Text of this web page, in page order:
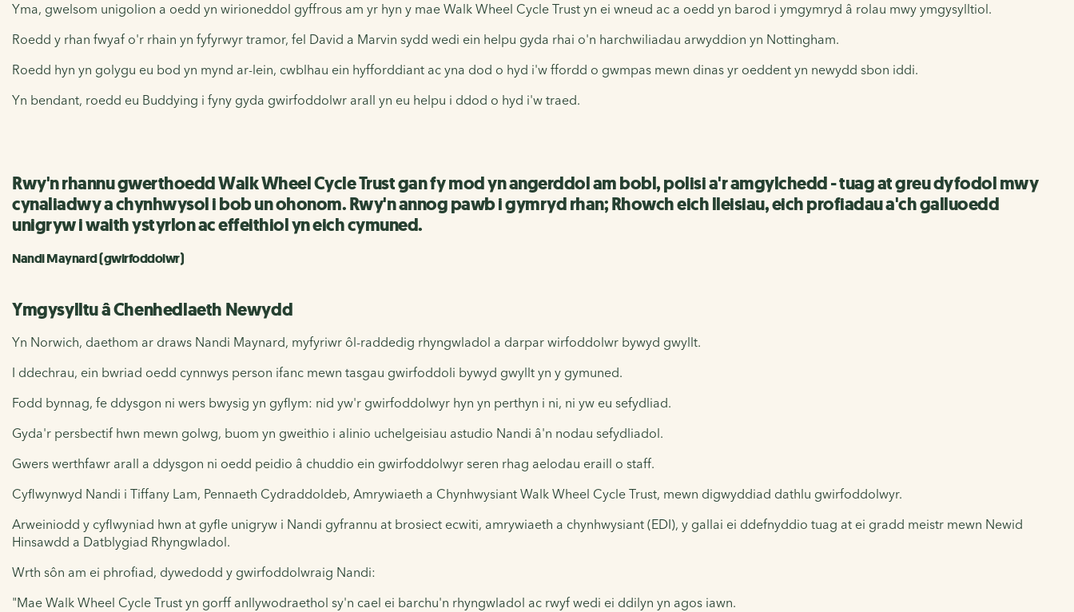
Yma, gwelsom unigolion a oedd yn wirioneddol gyffrous am yr hyn y mae Walk Wheel Cycle Trust yn ei wneud ac a oedd yn barod i ymgymryd â rolau mwy ymgysylltiol.
Roedd y rhan fwyaf o'r rhain yn fyfyrwyr tramor, fel David a Marvin sydd wedi ein helpu gyda rhai o'n harchwiliadau arwyddion yn Nottingham.
Roedd hyn yn golygu eu bod yn mynd ar-lein, cwblhau ein hyfforddiant ac yna dod o hyd i'w ffordd o gwmpas mewn dinas yr oeddent yn newydd sbon iddi.
Yn bendant, roedd eu Buddying i fyny gyda gwirfoddolwr arall yn eu helpu i ddod o hyd i'w traed.
Rwy'n rhannu gwerthoedd Walk Wheel Cycle Trust gan fy mod yn angerddol am bobl, polisi a'r amgylchedd - tuag at greu dyfodol mwy
cynaliadwy a chynhwysol i bob un ohonom. Rwy'n annog pawb i gymryd rhan; Rhowch eich lleisiau, eich profiadau a'ch galluoedd
unigryw i waith ystyrlon ac effeithiol yn eich cymuned.
Nandi Maynard (gwirfoddolwr)
Ymgysylltu â Chenhedlaeth Newydd
Yn Norwich, daethom ar draws Nandi Maynard, myfyriwr ôl-raddedig rhyngwladol a darpar wirfoddolwr bywyd gwyllt.
I ddechrau, ein bwriad oedd cynnwys person ifanc mewn tasgau gwirfoddoli bywyd gwyllt yn y gymuned.
Fodd bynnag, fe ddysgon ni wers bwysig yn gyflym: nid yw'r gwirfoddolwyr hyn yn perthyn i ni, ni yw eu sefydliad.
Gyda'r persbectif hwn mewn golwg, buom yn gweithio i alinio uchelgeisiau astudio Nandi â'n nodau sefydliadol.
Gwers werthfawr arall a ddysgon ni oedd peidio â chuddio ein gwirfoddolwyr seren rhag aelodau eraill o staff.
Cyflwynwyd Nandi i Tiffany Lam, Pennaeth Cydraddoldeb, Amrywiaeth a Chynhwysiant Walk Wheel Cycle Trust, mewn digwyddiad dathlu gwirfoddolwyr.
Arweiniodd y cyflwyniad hwn at gyfle unigryw i Nandi gyfrannu at brosiect ecwiti, amrywiaeth a chynhwysiant (EDI), y gallai ei ddefnyddio tuag at ei gradd meistr mewn Newid
Hinsawdd a Datblygiad Rhyngwladol.
Wrth sôn am ei phrofiad, dywedodd y gwirfoddolwraig Nandi:
"Mae Walk Wheel Cycle Trust yn gorff anllywodraethol sy'n cael ei barchu'n rhyngwladol ac rwyf wedi ei ddilyn yn agos iawn.